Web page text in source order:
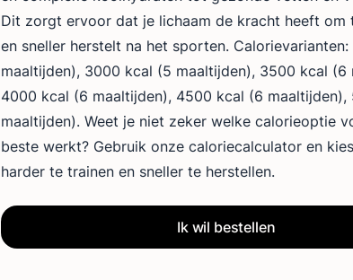
Dit zorgt ervoor dat je lichaam de kracht heeft om
en sneller herstelt na het sporten.
maaltijden), 3000 kcal (5 maaltijden), 3500 kcal (6
4000 kcal (6 maaltijden), 4500 kcal (6 maaltijden),
maaltijden). Weet je niet zeker welke calorieoptie
beste werkt? Gebruik onze caloriecalculator en
harder te trainen en sneller te herstellen.
Ik wil bestellen